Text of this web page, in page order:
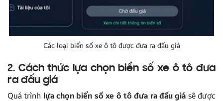
Các loại biển số xe ô tô được đưa ra đấu giá
2. Cách thức lựa chọn biển số xe ô tô đưa
ra đấu giá
Quá trình lựa chọn biển số xe ô tô đưa ra đấu giá sẽ được